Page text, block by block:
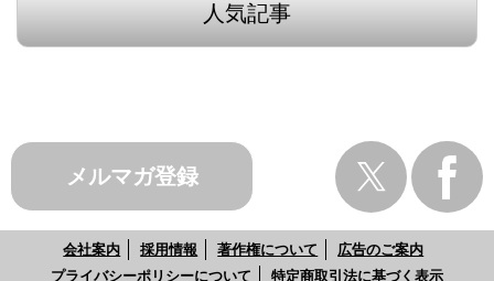
人気記事
メルマガ登録
会社案内 採用情報 著作権について
広告のご案内
プライバシーポリシーについて
特定商取引法に基づく表示